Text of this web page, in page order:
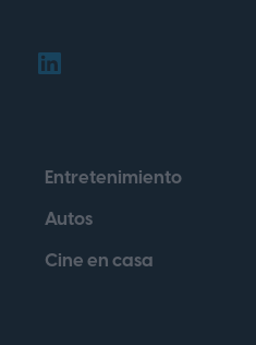
Entretenimiento
Autos
Cine en casa